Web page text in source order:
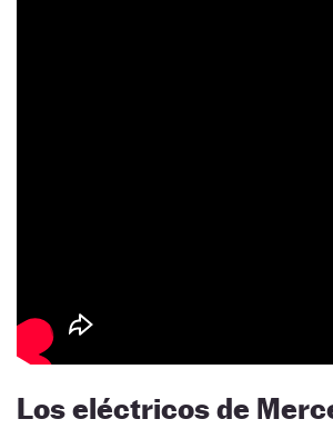
Los eléctricos de